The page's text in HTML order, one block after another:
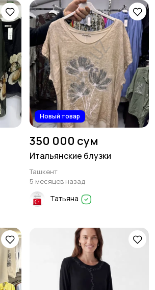
Новый товар
350 000 сум
Итальянские блузки
Ташкент
5 месяцев назад
Татьяна